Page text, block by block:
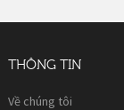
THÔNG TIN
Về chúng tôi